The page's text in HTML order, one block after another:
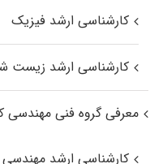
کارشناسی ارشد فیزیک
کارشناسی ارشد زیست‌
معرفی گروه فنی مهندسی
کارشناسی ارشد